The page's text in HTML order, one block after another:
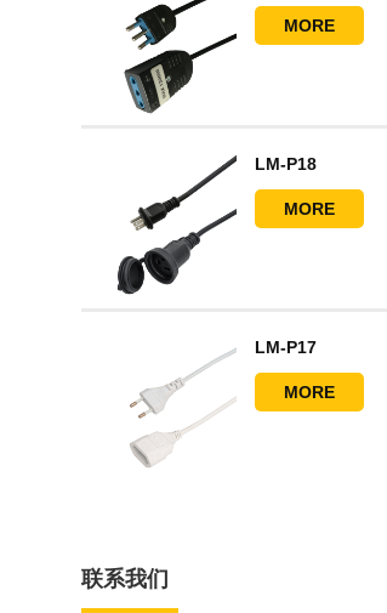
MORE
LM-P18
MORE
LM-P17
MORE
联系我们